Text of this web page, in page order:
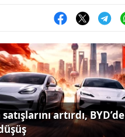
artırdı, BYD’de